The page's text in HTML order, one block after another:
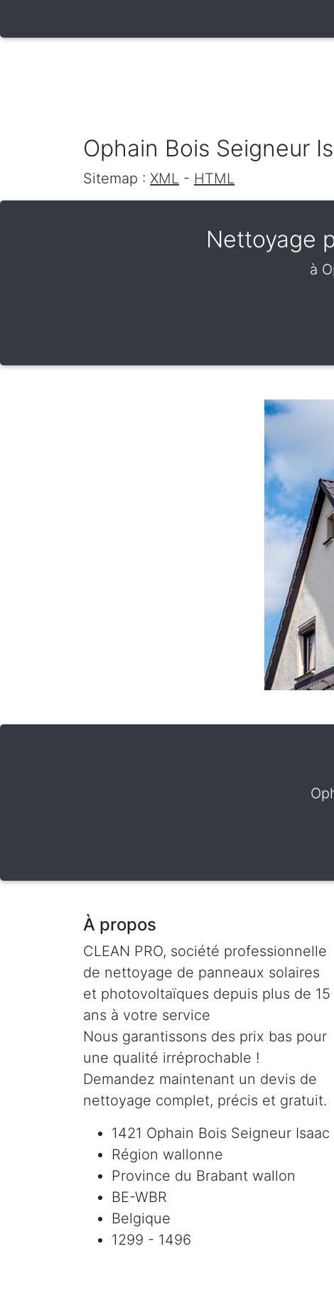
Ophain Bois Seigneur
Sitemap : XML - HTML
Nettoyage
à
À propos
CLEAN PRO, société professionnelle
de nettoyage de panneaux solaires
et photovoltaïques depuis plus de 15
ans à votre service
Nous garantissons des prix bas pour
une qualité irréprochable !
Demandez maintenant un devis de
nettoyage complet, précis et gratuit.
1421 Ophain Bois Seigneur Isaac
Région wallonne
Province du Brabant wallon
BE-WBR
Belgique
1299 - 1496